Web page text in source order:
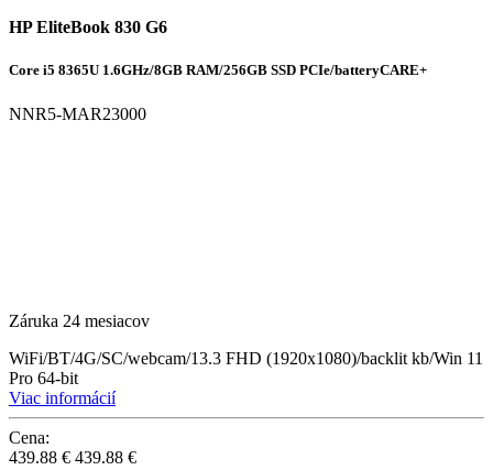
HP EliteBook 830 G6
Core i5 8365U 1.6GHz/8GB RAM/256GB SSD PCIe/batteryCARE+
NNR5-MAR23000
Záruka 24 mesiacov
WiFi/BT/4G/SC/webcam/13.3 FHD (1920x1080)/backlit kb/Win 11
Pro 64-bit
Viac informácií
Cena:
439.88 € 439.88 €